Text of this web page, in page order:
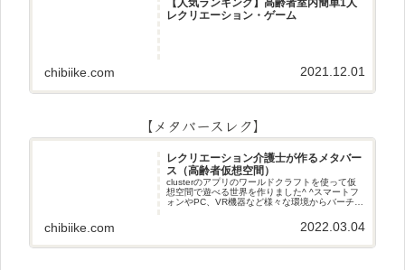
【人気ランキング】高齢者室内簡単1人
レクリエーション・ゲーム
chibiike.com 2021.12.01
【メタバースレク】
レクリエーション介護士が作るメタバー
ス（高齢者仮想空間）
clusterのアプリのワールドクラフトを使って仮
想空間で遊べる世界を作りました^ ^スマートフ
ォンやPC、VR機器など様々な環境からバーチャ
chibiike.com 2022.03.04